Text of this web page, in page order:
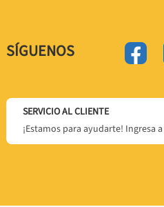
SÍGUENOS
SERVICIO AL CLIENTE
¡Estamos para ayudarte! Ingresa a